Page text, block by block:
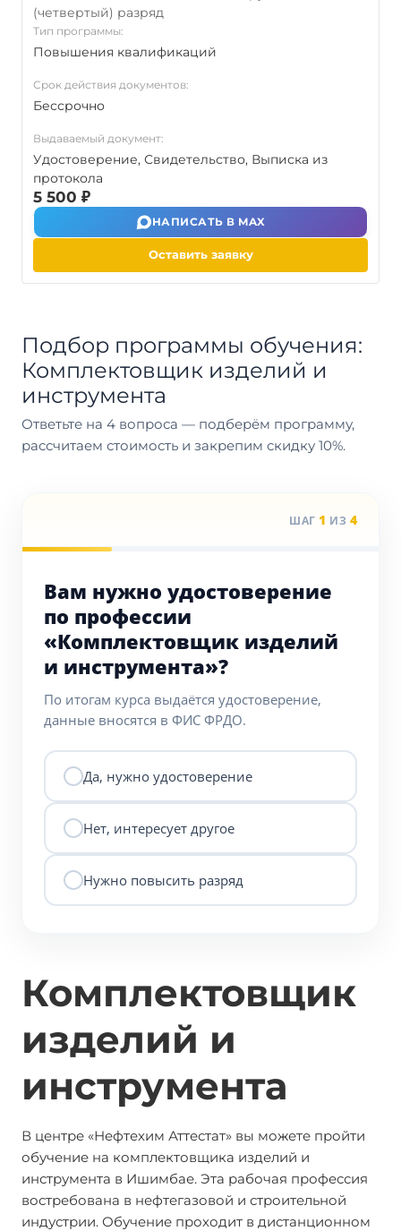
(четвертый) разряд
Тип программы:
Повышения квалификаций
Срок действия документов:
Бессрочно
Выдаваемый документ:
Удостоверение, Свидетельство, Выписка из
протокола
5 500 ₽
НАПИСАТЬ В MAX
Оставить заявку
Подбор программы обучения:
Комплектовщик изделий и
инструмента
Ответьте на 4 вопроса — подберём программу,
рассчитаем стоимость и закрепим скидку 10%.
ШАГ 1 ИЗ 4
Вам нужно удостоверение
по профессии
«Комплектовщик изделий
и инструмента»?
По итогам курса выдаётся удостоверение,
данные вносятся в ФИС ФРДО.
Да, нужно удостоверение
Нет, интересует другое
Нужно повысить разряд
Комплектовщик
изделий и
инструмента
В центре «Нефтехим Аттестат» вы можете пройти
обучение на комплектовщика изделий и
инструмента в Ишимбае. Эта рабочая профессия
востребована в нефтегазовой и строительной
индустрии. Обучение проходит в дистанционном